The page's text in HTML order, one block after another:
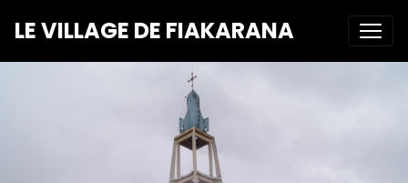
LE VILLAGE DE FIAKARANA